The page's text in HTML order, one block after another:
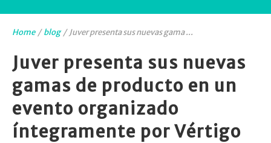
Home /blog /Juver presenta sus nuevas gama ...
Juver presenta sus nuevas
gamas de producto en un
evento organizado
íntegramente por Vértigo